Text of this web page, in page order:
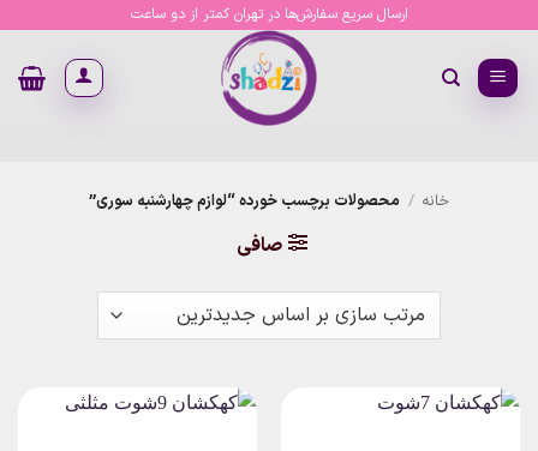
content
ارسال سریع سفارش‌ها در تهران کمتر از دو ساعت
خانه / محصولات برچسب خورده “لوازم چهارشنبه سوری”
صافی